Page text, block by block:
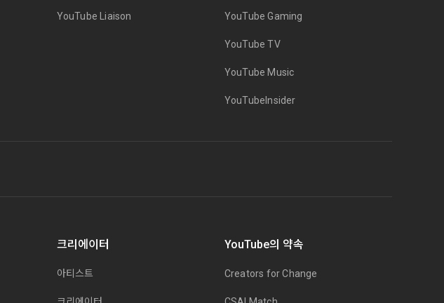
YouTube Liaison YouTube Gaming
YouTube TV
YouTube Music
YouTubeInsider
크리에이터
아티스트
YouTube의 약속
Creators for Change